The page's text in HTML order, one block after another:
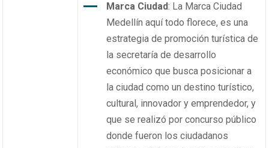
Marca Ciudad: La Marca Ciudad
Medellín aquí todo florece, es una
estrategia de promoción turística de
la secretaría de desarrollo
económico que busca posicionar a
la ciudad como un destino turístico,
cultural, innovador y emprendedor, y
que se realizó por concurso público
donde fueron los ciudadanos